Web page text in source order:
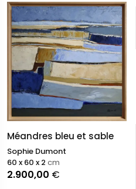
Méandres bleu et sable
Sophie Dumont
2.900,00 €
60 x 60 x 2 cm